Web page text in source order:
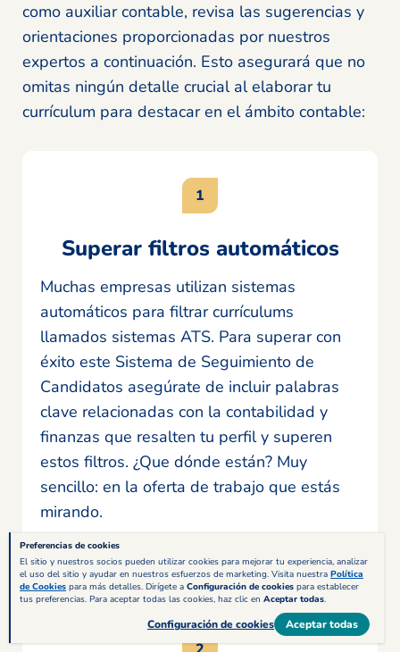
como auxiliar contable, revisa las sugerencias y
orientaciones proporcionadas por nuestros
expertos a continuación. Esto asegurará que no
omitas ningún detalle crucial al elaborar tu
currículum para destacar en el ámbito contable:
Superar filtros automáticos
Muchas empresas utilizan sistemas
automáticos para filtrar currículums
llamados sistemas ATS. Para superar con
éxito este Sistema de Seguimiento de
Candidatos asegúrate de incluir palabras
clave relacionadas con la contabilidad y
finanzas que resalten tu perfil y superen
estos filtros. ¿Que dónde están? Muy
sencillo: en la oferta de trabajo que estás
mirando.
Preferencias de cookies
El sitio y nuestros socios pueden utilizar cookies para mejorar tu experiencia, analizar
el uso del sitio y ayudar en nuestros esfuerzos de marketing. Visita nuestra Política
de Cookies para más detalles. Dirígete a Configuración de cookies para establecer
tus preferencias. Para aceptar todas las cookies, haz clic en Aceptar todas.
Configuración de cookies Aceptar todas